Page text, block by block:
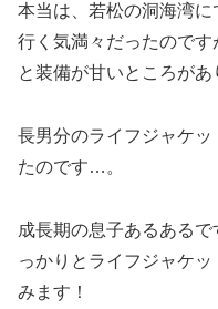
本当は、若松の洞海湾
行く気満々だったので
と装備が甘いところがあ
長男分のライフジャケ
たのです…。
成長期の息子あるある
っかりとライフジャケ
みます！